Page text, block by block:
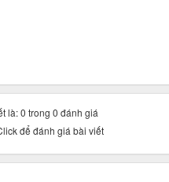
là: 0 trong 0 đánh giá
để đánh giá bài viết